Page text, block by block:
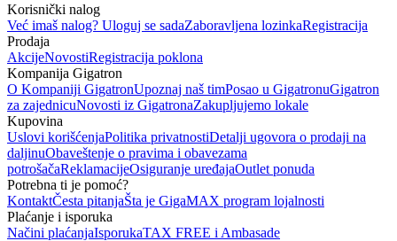
Korisnički nalog
Već imaš nalog? Uloguj se sadaZaboravljena lozinkaRegistracija
Prodaja
AkcijeNovostiRegistracija poklona
Kompanija Gigatron
O Kompaniji GigatronUpoznaj naš timPosao u GigatronuGigatron
za zajednicuNovosti iz GigatronaZakupljujemo lokale
Kupovina
Uslovi korišćenjaPolitika privatnostiDetalji ugovora o prodaji na
daljinuObaveštenje o pravima i obavezama
potrošačaReklamacijeOsiguranje uređajaOutlet ponuda
Potrebna ti je pomoć?
KontaktČesta pitanjaŠta je GigaMAX program lojalnosti
Plaćanje i isporuka
Načini plaćanjaIsporukaTAX FREE i Ambasade